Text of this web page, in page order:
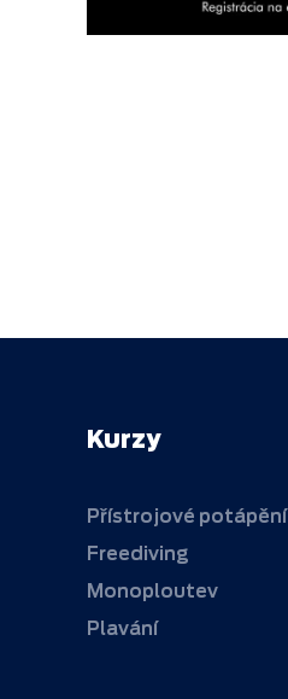
Kurzy
Přístrojové potápění
Freediving
Monoploutev
Plavání